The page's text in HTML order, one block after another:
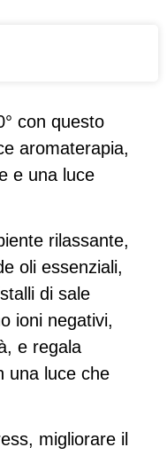
con questo
aromaterapia,
e una luce
rilassante,
oli essenziali,
di sale
ioni negativi,
e regala
una luce che
migliorare il